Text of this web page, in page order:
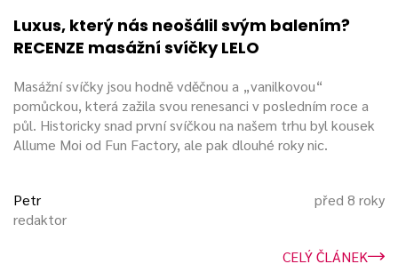
Luxus, který nás neošálil svým balením?
RECENZE masážní svíčky LELO
Masážní svíčky jsou hodně vděčnou a „vanilkovou“
pomůckou, která zažila svou renesanci v posledním roce a
půl. Historicky snad první svíčkou na našem trhu byl kousek
Allume Moi od Fun Factory, ale pak dlouhé roky nic.
Petr
redaktor
před 8 roky
CELÝ ČLÁNEK